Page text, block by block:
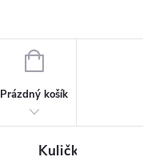
NÁKUPNÍ
Prázdný košík
Kuličky